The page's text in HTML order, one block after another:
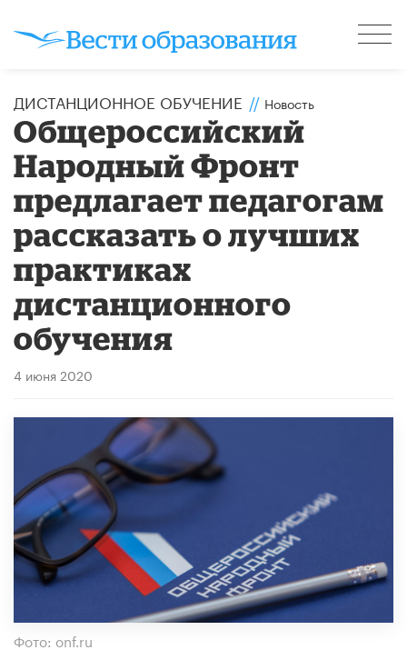
ДИСТАНЦИОННОЕ ОБУЧЕНИЕ // Новость
Общероссийский
Народный Фронт
предлагает педагогам
рассказать о лучших
практиках
дистанционного
обучения
4 июня 2020
Фото: onf.ru